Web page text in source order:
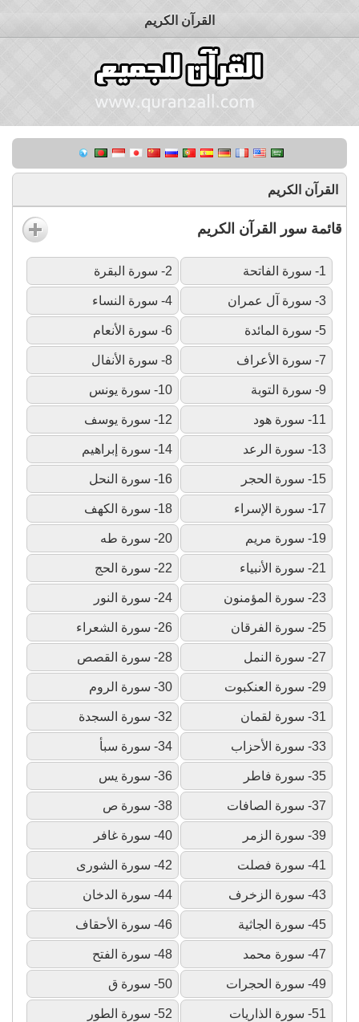
القرآن الكريم
القرآن الكريم
قائمة سور القرآن الكريم
1- سورة الفاتحة 2- سورة البقرة
3- سورة آل عمران 4- سورة النساء
5- سورة المائدة 6- سورة الأنعام
7- سورة الأعراف 8- سورة الأنفال
9- سورة التوبة 10- سورة يونس
11- سورة هود 12- سورة يوسف
13- سورة الرعد 14- سورة إبراهيم
15- سورة الحجر 16- سورة النحل
17- سورة الإسراء 18- سورة الكهف
19- سورة مريم 20- سورة طه
21- سورة الأنبياء 22- سورة الحج
23- سورة المؤمنون 24- سورة النور
25- سورة الفرقان 26- سورة الشعراء
27- سورة النمل 28- سورة القصص
29- سورة العنكبوت 30- سورة الروم
31- سورة لقمان 32- سورة السجدة
33- سورة الأحزاب 34- سورة سبأ
35- سورة فاطر 36- سورة يس
37- سورة الصافات 38- سورة ص
39- سورة الزمر 40- سورة غافر
41- سورة فصلت 42- سورة الشورى
43- سورة الزخرف 44- سورة الدخان
45- سورة الجاثية 46- سورة الأحقاف
47- سورة محمد 48- سورة الفتح
49- سورة الحجرات 50- سورة ق
51- سورة الذاريات 52- سورة الطور